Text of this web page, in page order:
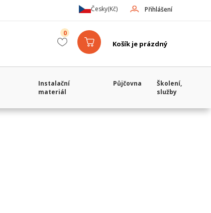
Přihlášení
Česky(Kč)
Košík je prázdný
0
Instalační
materiál
Půjčovna
Školení,
služby